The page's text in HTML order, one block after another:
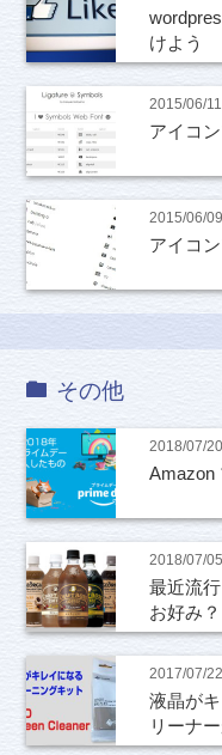
けよう
2015/06/11
アイコ
2015/06/09
アイコ
その他
2018/07/20
Amazon
2018/07/05
最近流
お好み？
2017/07/22
液晶が
リーナ